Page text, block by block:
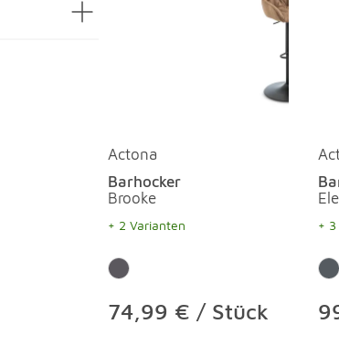
Actona
Barhocker
Brooke
+ 2 Varianten
74,99 € / Stück
+